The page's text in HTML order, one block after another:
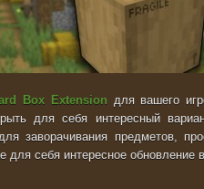
Box Extension для вашего
для себя интересный
заворачивания предметов,
для себя интересное обновление